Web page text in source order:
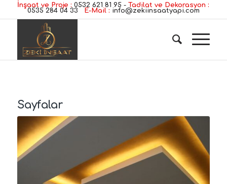
İnşaat ve Proje : 0532 621 81 95 - Tadilat ve Dekorasyon :
0535 284 04 33 E-Mail : info@zekiinsaatyapi.com
Sayfalar